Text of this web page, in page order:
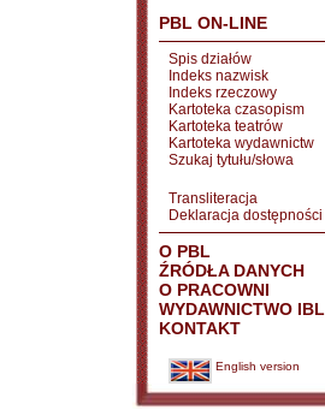
PBL ON-LINE
Spis działów
Indeks nazwisk
Indeks rzeczowy
Kartoteka czasopism
Kartoteka teatrów
Kartoteka wydawnictw
Szukaj tytułu/słowa
Transliteracja
Deklaracja dostępności
O PBL
ŹRÓDŁA DANYCH
O PRACOWNI
WYDAWNICTWO IBL
KONTAKT
English version